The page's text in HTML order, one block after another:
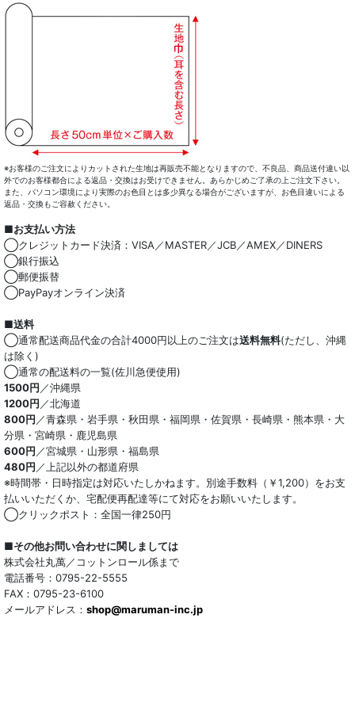
※お客様のご注文によりカットされた生地は再販売不能となりますので、不良品、商品送付違い以
外でのお客様都合による返品・交換はお受けできません。あらかじめご了承の上ご注文下さい。
また、パソコン環境により実際のお色目とは多少異なる場合がございますが、お色目違いによる
返品・交換もご容赦ください。
■お支払い方法
◯クレジットカード決済：VISA／MASTER／JCB／AMEX／DINERS
◯銀行振込
◯郵便振替
◯PayPayオンライン決済
■送料
◯通常配送商品代金の合計4000円以上のご注文は送料無料(ただし、沖縄
は除く)
◯通常の配送料の一覧(佐川急便使用)
1500円 ／沖縄県
1200円 ／北海道
800円 ／青森県・岩手県・秋田県・福岡県・佐賀県・長崎県・熊本県・大
分県・宮崎県・鹿児島県
600円 ／宮城県・山形県・福島県
480円 ／上記以外の都道府県
※時間帯・日時指定は対応いたしかねます。別途手数料（￥1,200）をお支
払いいただくか、宅配便再配達等にて対応をお願いいたします。
◯クリックポスト：全国一律250円
■その他お問い合わせに関しましては
株式会社丸萬／コットンロール係まで
電話番号：0795-22-5555
FAX：0795-23-6100
メールアドレス： shop@maruman-inc.jp